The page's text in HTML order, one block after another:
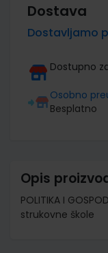
Dostava
Dostavljamo
Dostupno
Osobno
Besplatno
Opis
POLITIKA I
strukovne škole